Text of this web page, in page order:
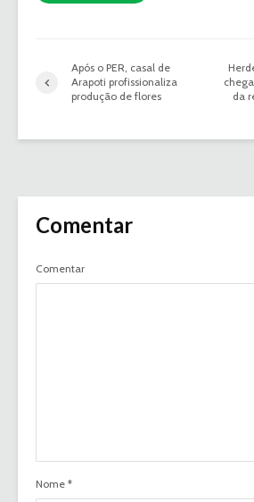
Após o PER, casal de
Arapoti profissionaliza
produção de flores
da
Comentar
Comentar
Nome *